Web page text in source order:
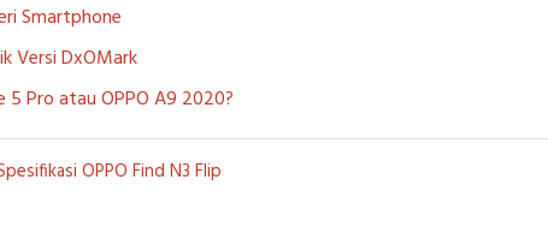
Smartphone
Versi DxOMark
5 Pro atau OPPO A9 2020?
OPPO Find N3 Flip